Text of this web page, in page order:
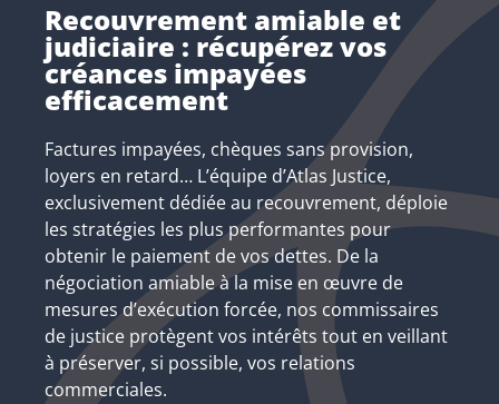
Recouvrement amiable et
judiciaire : récupérez vos
créances impayées
efficacement
Factures impayées, chèques sans provision,
loyers en retard… L’équipe d’Atlas Justice,
exclusivement dédiée au recouvrement, déploie
les stratégies les plus performantes pour
obtenir le paiement de vos dettes. De la
négociation amiable à la mise en œuvre de
mesures d’exécution forcée, nos commissaires
de justice protègent vos intérêts tout en veillant
à préserver, si possible, vos relations
commerciales.